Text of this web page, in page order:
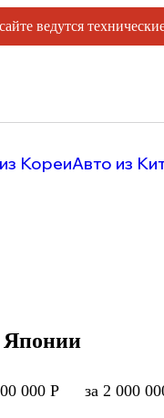
ведутся
КореиАвто из
Японии
000 Р за 2 000